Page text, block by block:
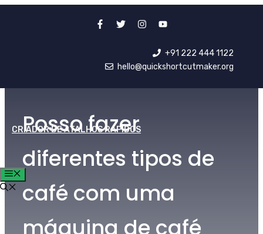
+91 222 444 1122
hello@quickshortcutmaker.org
CRIADOR DE ATALHOS RÁPIDOS
Posso fazer
diferentes tipos de
café com uma
máquina de café